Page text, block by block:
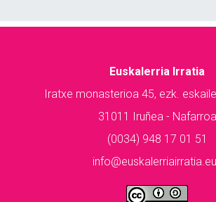
Euskalerria Irratia
Iratxe monasterioa 45, ezk.
31011 Iruñea - Nafarroa
(0034) 948 17 01 51